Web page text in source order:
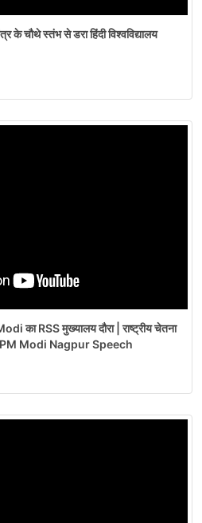
के चौथे स्तंभ से डरा हिंदी विश्वविद्यालय
का RSS मुख्यालय दौरा | राष्ट्रीय चेतना
PM Modi Nagpur Speech